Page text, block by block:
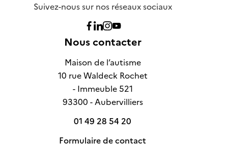
Suivez-nous sur nos réseaux sociaux
Nous suivre sur Facebook
Nous suivre sur Linkedin
Nous suivre sur Instagram
Nous suivre sur Youtube
Nous contacter
Maison de l’autisme
10 rue Waldeck Rochet
- Immeuble 521
93300 - Aubervilliers
01 49 28 54 20
Formulaire de contact